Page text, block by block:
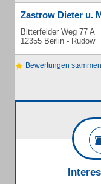
Zastrow Dieter u.
Bitterfelder Weg 77 A
12355 Berlin - Rudow
Bewertungen